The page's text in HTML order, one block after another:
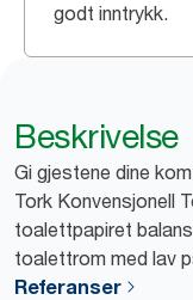
godt inntrykk.
Beskrivelse
Gi gjestene dine
Tork Konvensjonell
toalettpapiret
toalettrom med lav
Referanser